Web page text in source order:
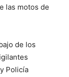
las motos de
de los
Policía